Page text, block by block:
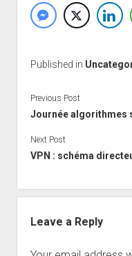
Published in
Previous Post
Journée algorithmes
Next Post
VPN : schéma
Leave a Reply